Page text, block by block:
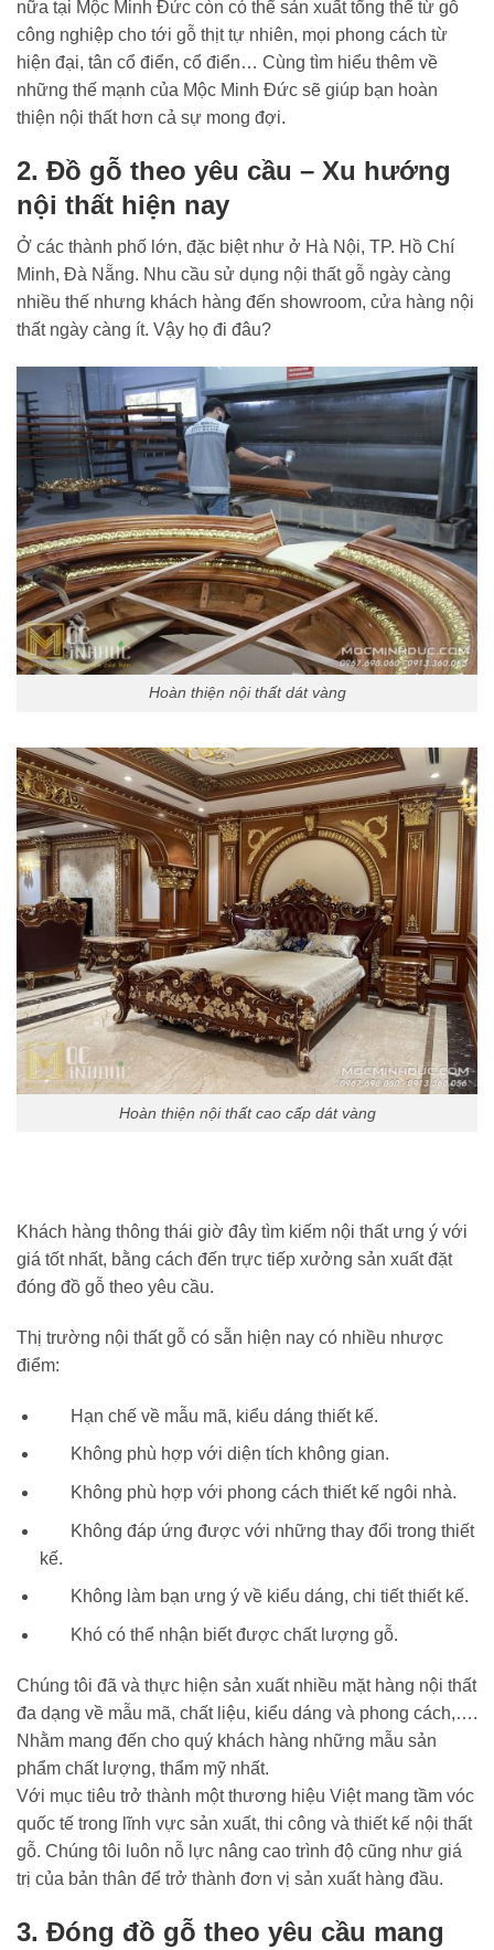
nữa tại Mộc Minh Đức còn có thể sản xuất tổng thể từ gỗ
công nghiệp cho tới gỗ thịt tự nhiên, mọi phong cách từ
hiện đại, tân cổ điển, cổ điển… Cùng tìm hiểu thêm về
những thế mạnh của Mộc Minh Đức sẽ giúp bạn hoàn
thiện nội thất hơn cả sự mong đợi.
2. Đồ gỗ theo yêu cầu – Xu hướng
nội thất hiện nay
Ở các thành phố lớn, đặc biệt như ở Hà Nội, TP. Hồ Chí
Minh, Đà Nẵng. Nhu cầu sử dụng nội thất gỗ ngày càng
nhiều thế nhưng khách hàng đến showroom, cửa hàng nội
thất ngày càng ít. Vậy họ đi đâu?
Hoàn thiện nội thất dát vàng
Hoàn thiện nội thất cao cấp dát vàng
Khách hàng thông thái giờ đây tìm kiếm nội thất ưng ý với
giá tốt nhất, bằng cách đến trực tiếp xưởng sản xuất đặt
đóng đồ gỗ theo yêu cầu.
Thị trường nội thất gỗ có sẵn hiện nay có nhiều nhược
điểm:
Hạn chế về mẫu mã, kiểu dáng thiết kế.
Không phù hợp với diện tích không gian.
Không phù hợp với phong cách thiết kế ngôi nhà.
Không đáp ứng được với những thay đổi trong thiết
kế.
Không làm bạn ưng ý về kiểu dáng, chi tiết thiết kế.
Khó có thể nhận biết được chất lượng gỗ.
Chúng tôi đã và thực hiện sản xuất nhiều mặt hàng nội thất
đa dạng về mẫu mã, chất liệu, kiểu dáng và phong cách,….
Nhằm mang đến cho quý khách hàng những mẫu sản
phẩm chất lượng, thẩm mỹ nhất.
Với mục tiêu trở thành một thương hiệu Việt mang tầm vóc
quốc tế trong lĩnh vực sản xuất, thi công và thiết kế nội thất
gỗ. Chúng tôi luôn nỗ lực nâng cao trình độ cũng như giá
trị của bản thân để trở thành đơn vị sản xuất hàng đầu.
3. Đóng đồ gỗ theo yêu cầu mang